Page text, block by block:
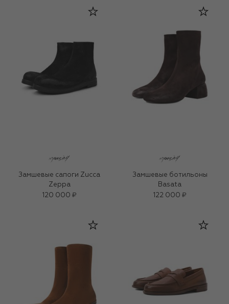
Замшевые сапоги Zucca
Zeppa
120 000 ₽
Замшевые ботильоны
Basata
122 000 ₽